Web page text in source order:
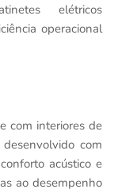
elétricos
operacional
com interiores de
com
acústico e
ao desempenho